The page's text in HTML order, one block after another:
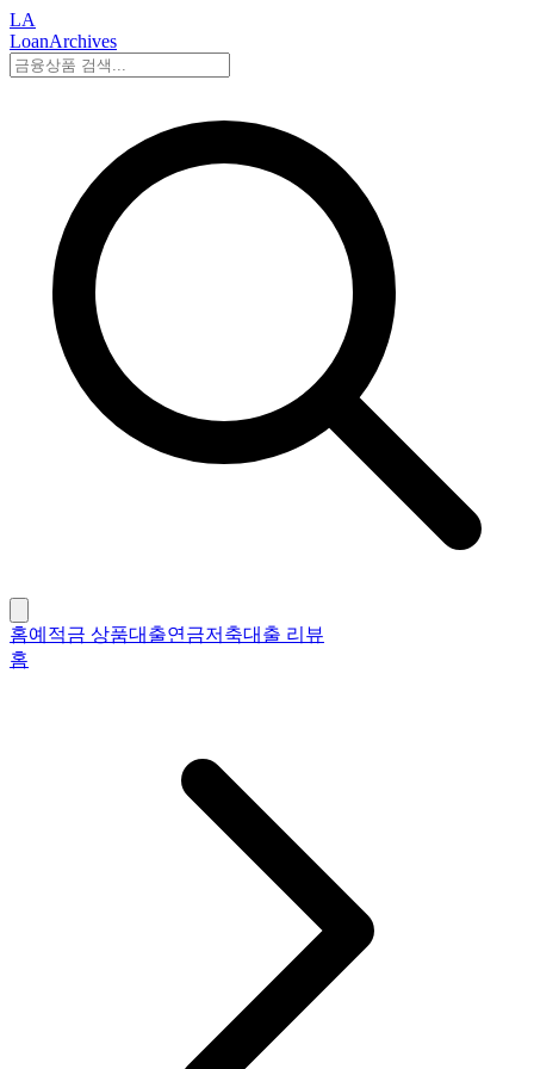
LA
LoanArchives
홈예적금 상품대출연금저축대출 리뷰
홈